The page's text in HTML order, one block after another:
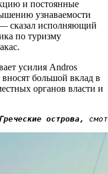
и постоянные
узнаваемости
сказал исполняющий
по туризму
усилия Andros
большой вклад в
органов власти и
острова,